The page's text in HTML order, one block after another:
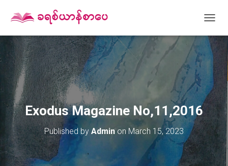
O
G
G
A
V
A
Exodus Magazine No,11,2016
Published by Adminon March 15, 2023